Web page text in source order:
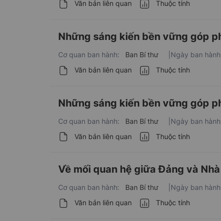
Văn bản liên quan
Thuộc tính
Những sáng kiến bền vững góp
Cơ quan ban hành: Ban Bí thư Ngày ban
Văn bản liên quan
Thuộc tính
Những sáng kiến bền vững góp
Cơ quan ban hành: Ban Bí thư Ngày ban
Văn bản liên quan
Thuộc tính
Về mối quan hệ giữa Đảng và
Cơ quan ban hành: Ban Bí thư Ngày ban
Văn bản liên quan
Thuộc tính